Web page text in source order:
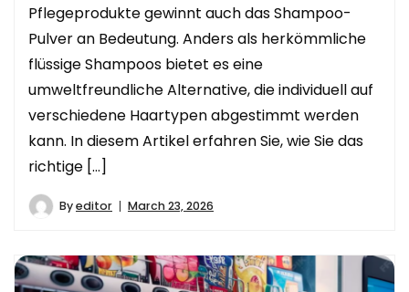
Pflegeprodukte gewinnt auch das Shampoo-
Pulver an Bedeutung. Anders als herkömmliche
flüssige Shampoos bietet es eine
umweltfreundliche Alternative, die individuell auf
verschiedene Haartypen abgestimmt werden
kann. In diesem Artikel erfahren Sie, wie Sie das
richtige […]
Byeditor March 23, 2026